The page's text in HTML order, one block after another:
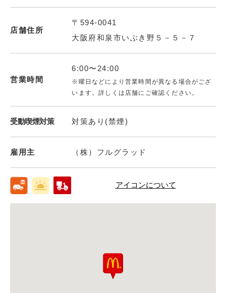
店舗住所
〒594-0041
大阪府和泉市いぶき野５－５－７
営業時間
6:00〜24:00
※曜日などにより営業時間が異なる場合がござ
います。詳しくは店舗にご確認ください。
受動喫煙対策 対策あり(禁煙)
雇用主 （株）フルグラッド
アイコンについて